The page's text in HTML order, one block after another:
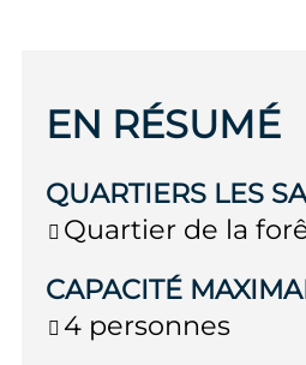
EN RÉSUMÉ
QUARTIERS LES
Quartier de la
CAPACITÉ
4 personnes